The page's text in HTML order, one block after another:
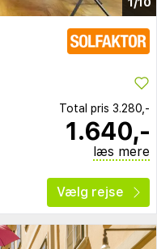
Total pris 3.280,-
1.640,-
læs mere
Vælg rejse